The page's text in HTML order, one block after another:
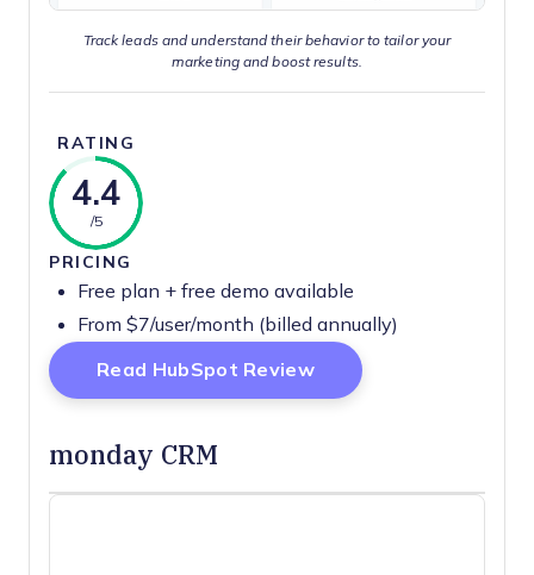
Track leads and understand their behavior to tailor your
marketing and boost results.
RATING
4.4
/5
PRICING
Free plan + free demo available
From $7/user/month (billed annually)
Read HubSpot ReviewOpens New Window
monday CRM